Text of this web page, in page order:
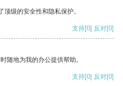
级的安全性和隐私保护。
支持[0] 反对[0]
随地为我的办公提供帮助。
支持[0] 反对[0]